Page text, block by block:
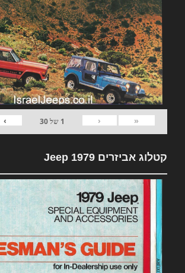
«
‹
1 של30
›
קטלוג אביזרים 1979 Jeep